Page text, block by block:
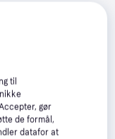
til
gør
de formål,
datafor at